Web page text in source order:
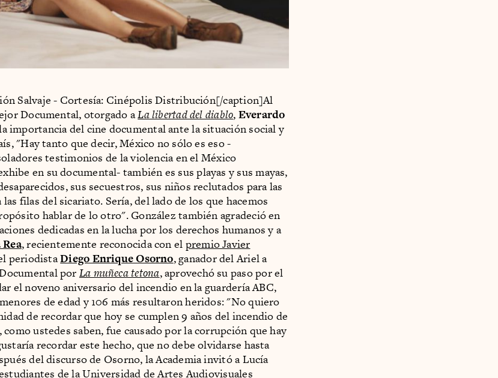
Salvaje - Cortesía: Cinépolis Distribución[/caption]Al
Documental, otorgado aLa libertad del diablo, Everardo
importancia del cine documental ante la situación social y
"Hay tanto que decir, México no sólo es eso -
testimonios de la violencia en el México
en su documental- también es sus playas y sus mayas,
sus secuestros, sus niños reclutados para las
filas del sicariato. Sería, del lado de los que hacemos
hablar de lo otro". González también agradeció en
dedicadas en la lucha por los derechos humanos y a
, recientemente reconocida con el premio Javier
periodistaDiego Enrique Osorno, ganador del Ariel a
por La muñeca tetona, aprovechó su paso por el
el noveno aniversario del incendio en la guardería ABC,
de edad y 106 más resultaron heridos: "No quiero
de recordar que hoy se cumplen 9 años del incendio de
como ustedes saben, fue causado por la corrupción que hay
recordar este hecho, que no debe olvidarse hasta
del discurso de Osorno, la Academia invitó a Lucía
de la Universidad de Artes Audiovisuales